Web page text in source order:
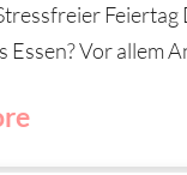
Feiertag
Essen? Vor allem